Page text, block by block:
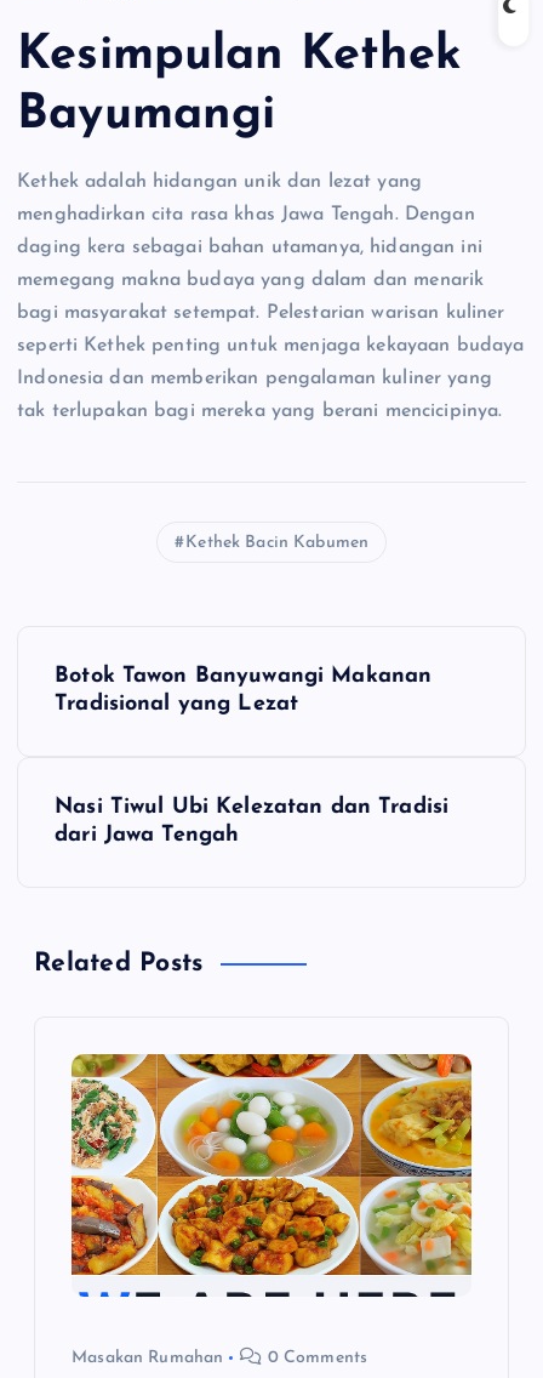
Kesimpulan Kethek
Bayumangi
Kethek adalah hidangan unik dan lezat yang
menghadirkan cita rasa khas Jawa Tengah. Dengan
daging kera sebagai bahan utamanya, hidangan ini
memegang makna budaya yang dalam dan menarik
bagi masyarakat setempat. Pelestarian warisan kuliner
seperti Kethek penting untuk menjaga kekayaan budaya
Indonesia dan memberikan pengalaman kuliner yang
tak terlupakan bagi mereka yang berani mencicipinya.
Kethek Bacin Kabumen
N
a
Botok Tawon Banyuwangi Makanan
Tradisional yang Lezat
Nasi Tiwul Ubi Kelezatan dan Tradisi
dari Jawa Tengah
Related Posts
Masakan Rumahan 0 Comments